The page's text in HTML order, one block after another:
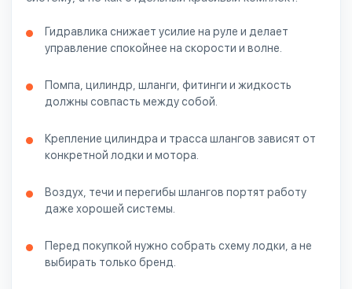
Гидравлика снижает усилие на руле и делает
управление спокойнее на скорости и волне.
Помпа, цилиндр, шланги, фитинги и жидкость
должны совпасть между собой.
Крепление цилиндра и трасса шлангов зависят от
конкретной лодки и мотора.
Воздух, течи и перегибы шлангов портят работу
даже хорошей системы.
Перед покупкой нужно собрать схему лодки, а не
выбирать только бренд.